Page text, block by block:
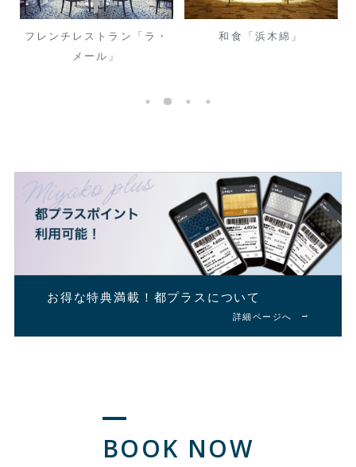
フレンチレストラン「ラ・
メール」
和食「浜木綿」
お得な特典満載！ 都プラスについて
詳細ページへ
BOOK NOW